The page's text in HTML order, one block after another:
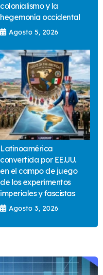
colonialismo y la
hegemonía occidental
Agosto 5, 2026
Latinoamérica
convertida por EE.UU.
en el campo de juego
de los experimentos
imperiales y fascistas
Agosto 3, 2026